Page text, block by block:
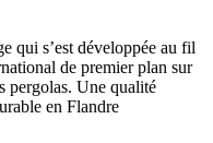
qui s’est développée au fil
de premier plan sur
pergolas. Une qualité
en Flandre